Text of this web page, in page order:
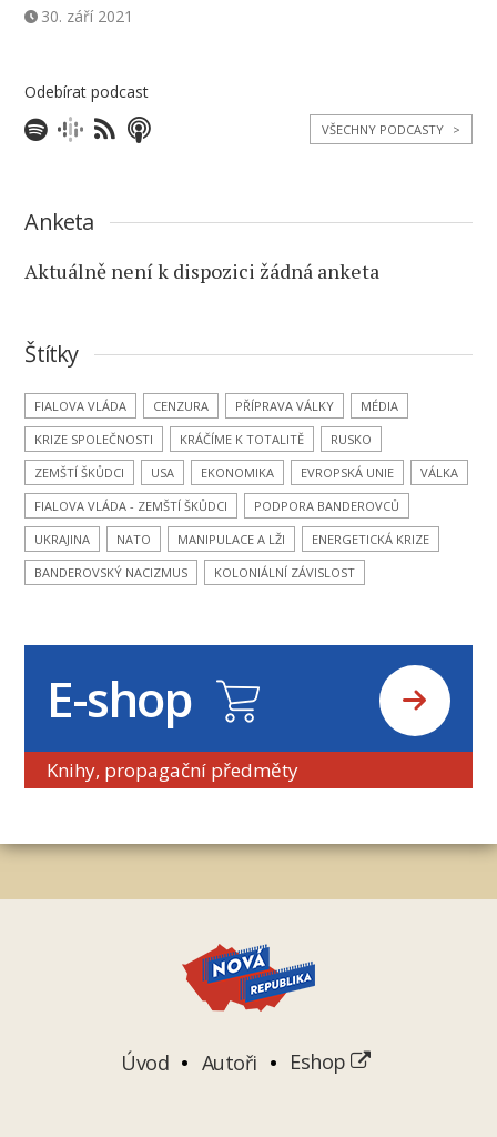
30. září 2021
Odebírat podcast
VŠECHNY PODCASTY >
Anketa
Aktuálně není k dispozici žádná anketa
Štítky
FIALOVA VLÁDA CENZURA PŘÍPRAVA VÁLKY
MÉDIA
KRIZE SPOLEČNOSTI
KRÁČÍME K TOTALITĚ
RUSKO
ZEMŠTÍ ŠKŮDCI
USA EKONOMIKA EVROPSKÁ UNIE
VÁLKA
FIALOVA VLÁDA - ZEMŠTÍ ŠKŮDCI
PODPORA BANDEROVCŮ
UKRAJINA
NATO MANIPULACE A LŽI
ENERGETICKÁ KRIZE
BANDEROVSKÝ NACIZMUS
KOLONIÁLNÍ ZÁVISLOST
E-shop
Knihy, propagační předměty
Úvod Autoři Eshop